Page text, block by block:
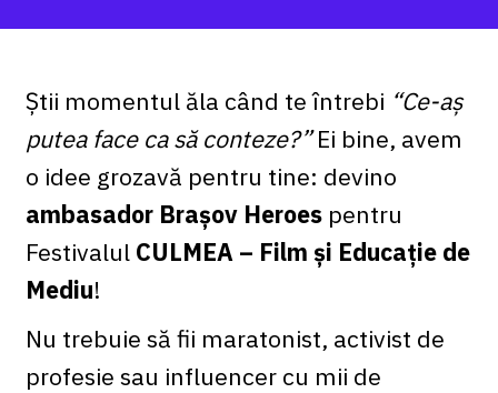
Știi momentul ăla când te întrebi “Ce-aș
putea face ca să conteze?”Ei bine, avem
o idee grozavă pentru tine: devino
ambasador Brașov Heroespentru
Festivalul CULMEA – Film și Educație de
Mediu!
Nu trebuie să fii maratonist, activist de
profesie sau influencer cu mii de